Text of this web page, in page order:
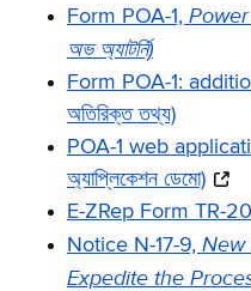
Form POA-1,
অভ অ্যাটর্নি)
Form POA-1:
অতিরিক্ত তথ্য)
POA-1 web
অ্যাপ্লিকেশন ডেমো)
E-ZRep Form TR-
Notice N-17-9, New
Expedite the